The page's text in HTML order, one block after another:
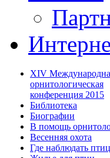
XIV
орнитологическая
конференция 2015
Библиотека
Биографии
В помощь
Весенняя охота
Где наблюдать птиц